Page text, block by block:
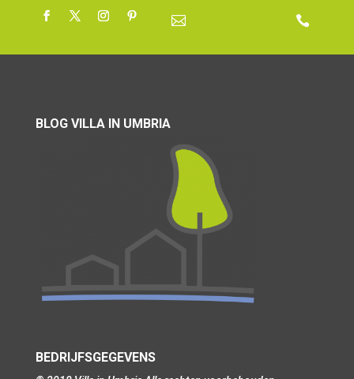
 
BLOG VILLA IN UMBRIA
BEDRIJFSGEGEVENS